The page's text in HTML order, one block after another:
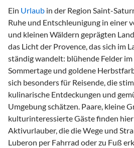
Ein Urlaub in der Region Saint-
Ruhe und Entschleunigung in einer
und kleinen Wäldern geprägten
das Licht der Provence, das sich im
ständig wandelt: blühende Felder
Sommertage und goldene
sich besonders für Reisende, die
kulinarische Entdeckungen und
Umgebung schätzen. Paare, kleine
kulturinteressierte Gäste finden
Aktivurlauber, die die Wege und
Luberon per Fahrrad oder zu Fuß